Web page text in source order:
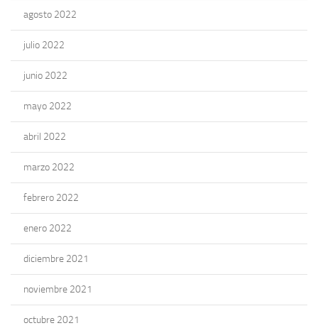
agosto 2022
julio 2022
junio 2022
mayo 2022
abril 2022
marzo 2022
febrero 2022
enero 2022
diciembre 2021
noviembre 2021
octubre 2021